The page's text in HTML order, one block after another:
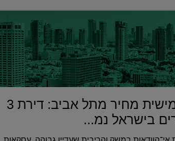
בחמישית מחיר מתל אביב: דירת 3
בישראל נמ...